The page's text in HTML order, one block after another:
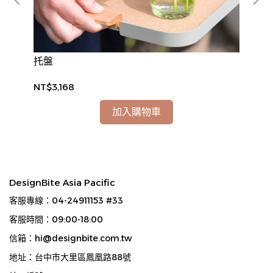
托盤
NT$3,168
加入購物車
DesignBite Asia Pacific
客服專線：04-24911153 #33
客服時間：09:00-18:00
信箱：hi@designbite.com.tw
地址：台中市大里區鳳凰路88號